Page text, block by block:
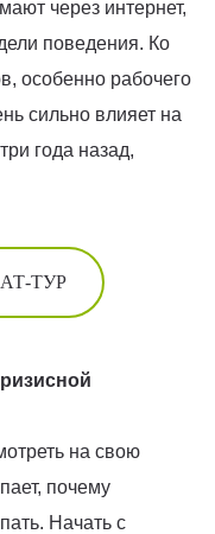
через интернет,
поведения. Ко
особенно рабочего
сильно влияет на
года назад,
ТУР
на свою
почему
Начать с